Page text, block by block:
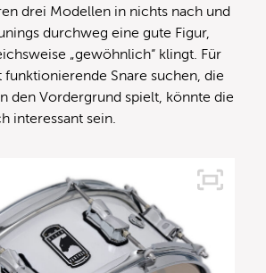
drei Modellen in nichts nach und
durchweg eine gute Figur,
„gewöhnlich“ klingt. Für
funktionierende Snare suchen, die
den Vordergrund spielt, könnte die
interessant sein.